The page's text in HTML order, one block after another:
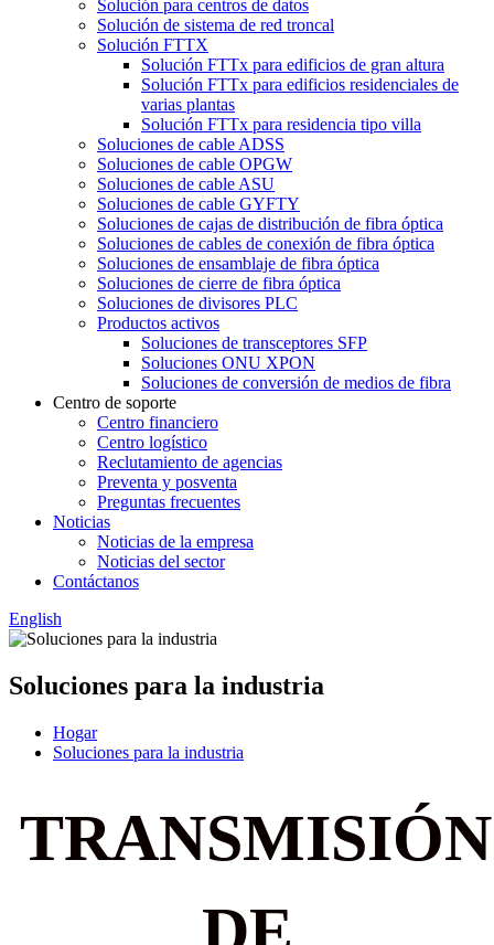
Solución para centros de datos
Solución de sistema de red troncal
Solución FTTX
Solución FTTx para edificios de gran altura
Solución FTTx para edificios residenciales de
varias plantas
Solución FTTx para residencia tipo villa
Soluciones de cable ADSS
Soluciones de cable OPGW
Soluciones de cable ASU
Soluciones de cable GYFTY
Soluciones de cajas de distribución de fibra óptica
Soluciones de cables de conexión de fibra óptica
Soluciones de ensamblaje de fibra óptica
Soluciones de cierre de fibra óptica
Soluciones de divisores PLC
Productos activos
Soluciones de transceptores SFP
Soluciones ONU XPON
Soluciones de conversión de medios de fibra
Centro de soporte
Centro financiero
Centro logístico
Reclutamiento de agencias
Preventa y posventa
Preguntas frecuentes
Noticias
Noticias de la empresa
Noticias del sector
Contáctanos
English
Soluciones para la industria
Hogar
Soluciones para la industria
TRANSMISIÓN